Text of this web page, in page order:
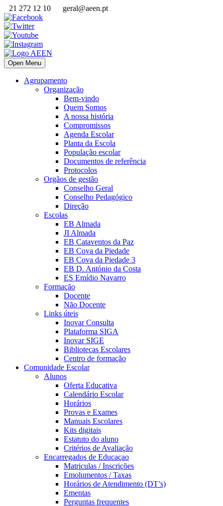
21 272 12 10 geral@aeen.pt
Open Menu
Agrupamento
Organização
Bem-vindo
Quem Somos
A nossa história
Compromissos
Agenda Escolar
Planta da Escola
População escolar
Documentos de referência
Protocolos
Orgãos de gestão
Conselho Geral
Conselho Pedagógico
Direção
Escolas
EB Almada
JI Almada
EB Cataventos da Paz
EB Cova da Piedade
EB Cova da Piedade 3
EB D. António da Costa
ES Emídio Navarro
Formação
Docente
Não Docente
Links úteis
Inovar Consulta
Plataforma SIGA
Inovar SIGE
Bibliotecas Escolares
Centro de formação
Comunidade Escolar
Alunos
Oferta Educativa
Calendário Escolar
Horários
Provas e Exames
Manuais Escolares
Kits digitais
Estatuto do aluno
Critérios de Avaliação
Encarregados de Educaçao
Matriculas / Inscrições
Emolumentos / Taxas
Horários de Atendimento (DT’s)
Ementas
Perguntas frequentes